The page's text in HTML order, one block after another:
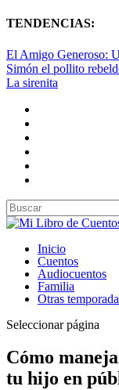
TENDENCIAS:
El Amigo Generoso:
Simón el pollito
La sirenita
Inicio
Cuentos
Audiocuentos
Familia
Otras
Seleccionar página
Cómo
tu hijo en